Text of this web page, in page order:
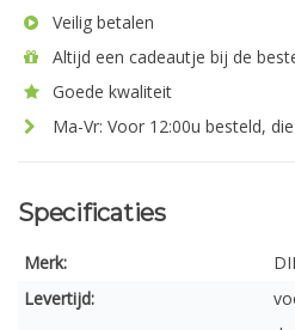
Veilig betalen
Altijd een cadeautje bij de
Goede kwaliteit
Ma-Vr: Voor 12:00u besteld,
Specificaties
Merk:
Levertijd: